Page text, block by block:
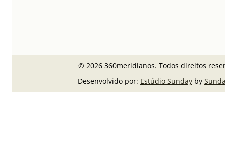
© 2026 360meridianos. Todos direitos
Desenvolvido por: Estúdio Sundayby